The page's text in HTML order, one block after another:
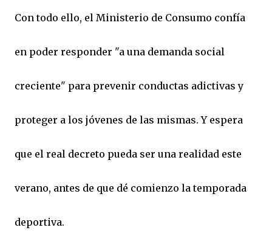
Con todo ello, el Ministerio de Consumo confía
en poder responder "a una demanda social
creciente" para prevenir conductas adictivas y
proteger a los jóvenes de las mismas. Y espera
que el real decreto pueda ser una realidad este
verano, antes de que dé comienzo la temporada
deportiva.